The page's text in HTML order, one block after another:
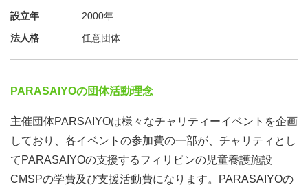
設立年
2000年
法人格
任意団体
PARASAIYOの団体活動理念
主催団体PARSAIYOは様々なチャリティーイベントを企画
しており、各イベントの参加費の一部が、チャリティとし
てPARASAIYOの支援するフィリピンの児童養護施設
CMSPの学費及び支援活動費になります。PARASAIYOの